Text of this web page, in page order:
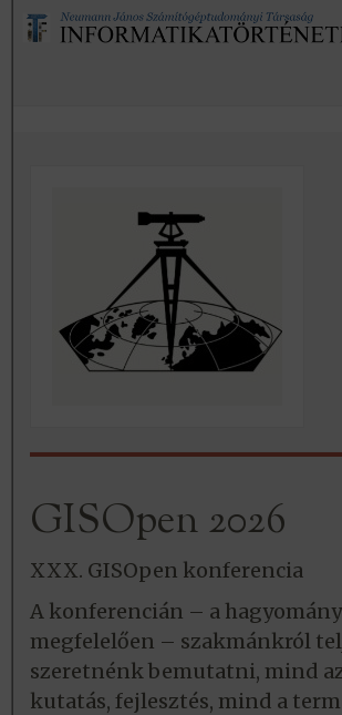
GISOpen 2026
XXX. GISOpen konferencia
A konferencián – a
megfelelően – szakmánkról
szeretnénk bemutatni, mind
kutatás, fejlesztés, mind a